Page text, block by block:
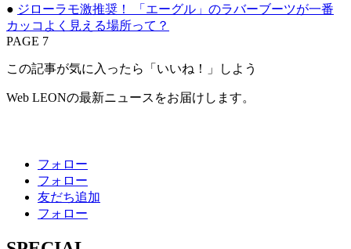
● ジローラモ激推奨！ 「エーグル」のラバーブーツが一番
カッコよく見える場所って？
PAGE 7
この記事が気に入ったら「いいね！」しよう
Web LEONの最新ニュースをお届けします。
フォロー
フォロー
友だち追加
フォロー